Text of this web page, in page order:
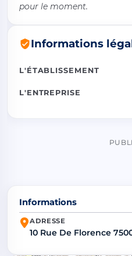
pour le moment.
Informations
L'ÉTABLISSEMENT
L'ENTREPRISE
Informations
ADRESSE
10 Rue De Florence